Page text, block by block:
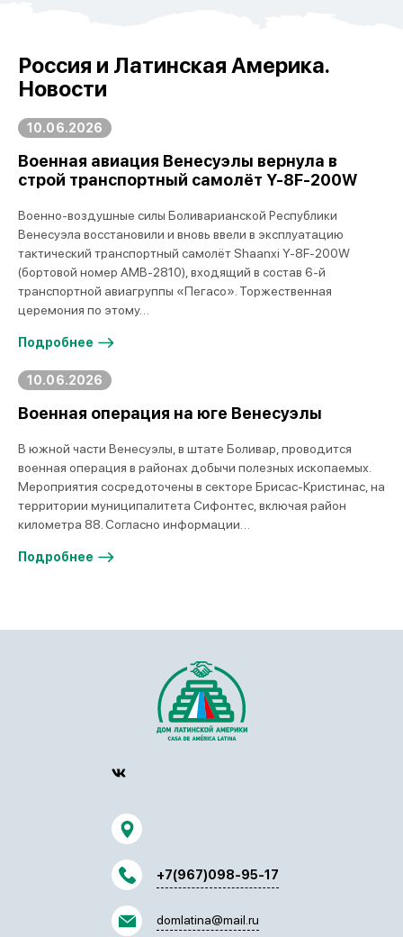
Россия и Латинская Америка.
Новости
10.06.2026
Военная авиация Венесуэлы вернула в
строй транспортный самолёт Y-8F-200W
Военно-воздушные силы Боливарианской Республики
Венесуэла восстановили и вновь ввели в эксплуатацию
тактический транспортный самолёт Shaanxi Y-8F-200W
(бортовой номер AMB-2810), входящий в состав 6-й
транспортной авиагруппы «Пегасо». Торжественная
церемония по этому…
Подробнее
10.06.2026
Военная операция на юге Венесуэлы
В южной части Венесуэлы, в штате Боливар, проводится
военная операция в районах добычи полезных ископаемых.
Мероприятия сосредоточены в секторе Брисас-Кристинас, на
территории муниципалитета Сифонтес, включая район
километра 88. Согласно информации…
Подробнее
+7(967)098-95-17
domlatina@mail.ru